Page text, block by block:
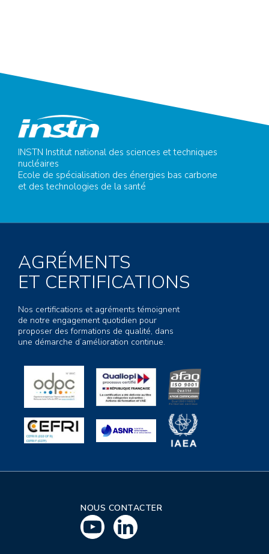
INSTN Institut national des sciences et techniques
nucléaires
Ecole de spécialisation des énergies bas carbone
et des technologies de la santé
AGRÉMENTS
ET CERTIFICATIONS
Nos certifications et agréments témoignent
de notre engagement quotidien pour
proposer des formations de qualité, dans
une démarche d’amélioration continue.
NOUS CONTACTER